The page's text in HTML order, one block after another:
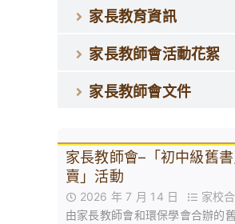
家長教育資訊
家長教師會活動花絮
家長教師會文件
家長教師會–「初中級舊書
賣」活動
2026 年 7 月 14 日
教師會活動花絮,活動花絮
由家長教師會和環保學會合辦的